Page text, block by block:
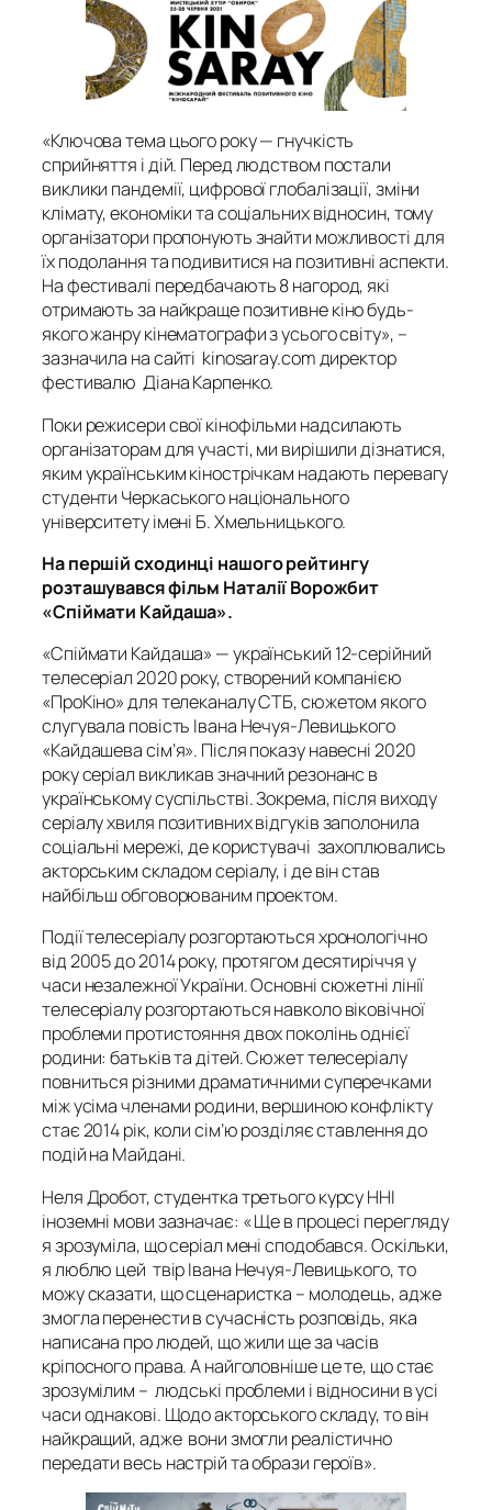
«Ключова тема цього року — гнучкість
сприйняття і дій. Перед людством постали
виклики пандемії, цифрової глобалізації, зміни
клімату, економіки та соціальних відносин, тому
організатори пропонують знайти можливості для
їх подолання та подивитися на позитивні аспекти.
На фестивалі передбачають 8 нагород, які
отримають за найкраще позитивне кіно будь-
якого жанру кінематографи з усього світу», –
зазначила на сайті kinosaray.com директор
фестивалю Діана Карпенко.
Поки режисери свої кінофільми надсилають
організаторам для участі, ми вирішили дізнатися,
яким українським кінострічкам надають перевагу
студенти Черкаського національного
університету імені Б. Хмельницького.
На першій сходинці нашого рейтингу
розташувався фільм Наталії Ворожбит
«Спіймати Кайдаша».
«Спіймати Кайдаша» — український 12-серійний
телесеріал 2020 року, створений компанією
«ПроКіно» для телеканалу СТБ, сюжетом якого
слугувала повість Івана Нечуя-Левицького
«Кайдашева сім’я». Після показу навесні 2020
року серіал викликав значний резонанс в
українському суспільстві. Зокрема, після виходу
серіалу хвиля позитивних відгуків заполонила
соціальні мережі, де користувачі захоплювались
акторським складом серіалу, і де він став
найбільш обговорюваним проектом.
Події телесеріалу розгортаються хронологічно
від 2005 до 2014 року, протягом десятиріччя у
часи незалежної України. Основні сюжетні лінії
телесеріалу розгортаються навколо віковічної
проблеми протистояння двох поколінь однієї
родини: батьків та дітей. Сюжет телесеріалу
повниться різними драматичними суперечками
між усіма членами родини, вершиною конфлікту
стає 2014 рік, коли сім’ю розділяє ставлення до
подій на Майдані.
Неля Дробот, студентка третього курсу ННІ
іноземні мови зазначає: « Ще в процесі перегляду
я зрозуміла, що серіал мені сподобався. Оскільки,
я люблю цей твір Івана Нечуя-Левицького, то
можу сказати, що сценаристка – молодець, адже
змогла перенести в сучасність розповідь, яка
написана про людей, що жили ще за часів
кріпосного права. А найголовніше це те, що стає
зрозумілим – людські проблеми і відносини в усі
часи однакові. Щодо акторського складу, то він
найкращий, адже вони змогли реалістично
передати весь настрій та образи героїв».